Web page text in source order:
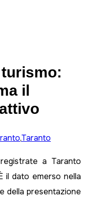
il
,Taranto
a Taranto
il dato emerso nella
della presentazione